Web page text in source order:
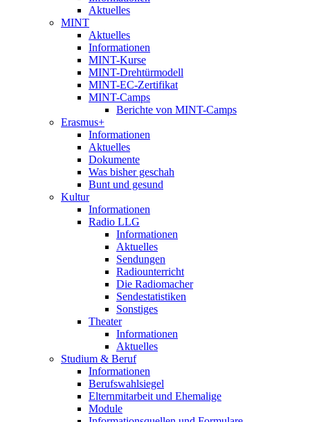
Aktuelles
MINT
Aktuelles
Informationen
MINT-Kurse
MINT-Drehtürmodell
MINT-EC-Zertifikat
MINT-Camps
Berichte von MINT-Camps
Erasmus+
Informationen
Aktuelles
Dokumente
Was bisher geschah
Bunt und gesund
Kultur
Informationen
Radio LLG
Informationen
Aktuelles
Sendungen
Radiounterricht
Die Radiomacher
Sendestatistiken
Sonstiges
Theater
Informationen
Aktuelles
Studium & Beruf
Informationen
Berufswahlsiegel
Elternmitarbeit und Ehemalige
Module